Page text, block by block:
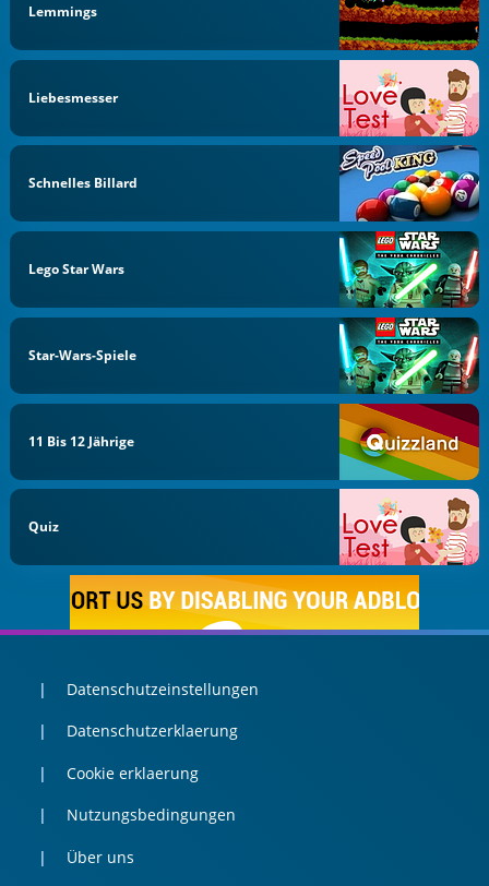
Lemmings
Liebesmesser
Schnelles Billard
Lego Star Wars
Star-Wars-Spiele
11 Bis 12 Jährige
Quiz
Datenschutzeinstellungen
Datenschutzerklaerung
Cookie erklaerung
Nutzungsbedingungen
Über uns